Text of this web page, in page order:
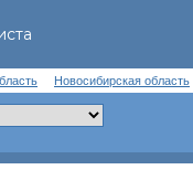
Новосибирская область